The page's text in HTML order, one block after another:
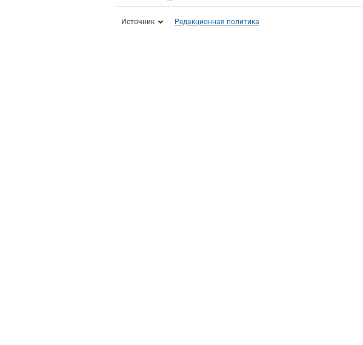
Источник Редакционная политика